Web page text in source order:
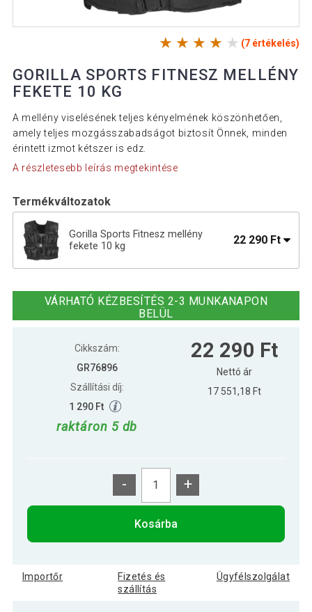
(7 értékelés)
GORILLA SPORTS FITNESZ MELLÉNY
FEKETE 10 KG
A mellény viselésének teljes kényelmének köszönhetően,
amely teljes mozgásszabadságot biztosít Önnek, minden
érintett izmot kétszer is edz.
A részletesebb leírás megtekintése
Termékváltozatok
Gorilla Sports Fitnesz mellény
fekete 10 kg
22 290 Ft
20 kg
24 290 Ft
30 kg
38 390 Ft
VÁRHATÓ KÉZBESÍTÉS 2-3 MUNKANAPON
BELÜL
Cikkszám:
GR76896
Szállítási díj:
1 290 Ft
raktáron 5 db
22 290 Ft
Nettó ár
17 551,18 Ft
- +
Kosárba
Importőr
Fizetés és
szállítás
Ügyfélszolgálat